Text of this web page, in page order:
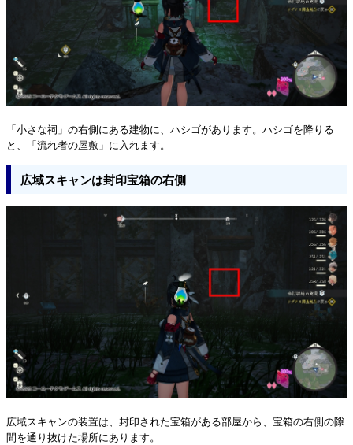
「小さな祠」の右側にある建物に、ハシゴがあります。ハシゴを降りる
と、「流れ者の屋敷」に入れます。
広域スキャンは封印宝箱の右側
広域スキャンの装置は、封印された宝箱がある部屋から、宝箱の右側の隙
間を通り抜けた場所にあります。